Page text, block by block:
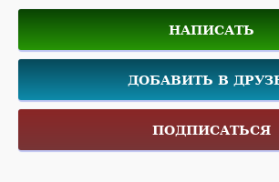
НАПИСАТЬ
ДОБАВИТЬ В
ПОДПИСАТЬСЯ